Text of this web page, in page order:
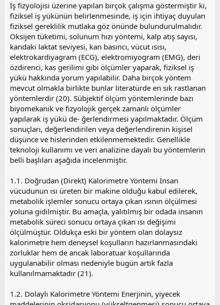
İş fizyolojisi üzerine yapılan birçok çalışma göstermiştir ki,
fiziksel iş yükünün belirlenmesinde, iş için ihtiyaç duyulan
fiziksel gereklilik mutlaka göz önünde bulundurulmalıdır.
Oksijen tüketimi, solunum hızı yöntemi, kalp atış sayısı,
kandaki laktat seviyesi, kan basıncı, vücut ısısı,
elektrokardiyagram (ECG), elektromiyogram (EMG), deri
özdirenci, kas gerilimi gibi ölçümler yaparak, fiziksel iş
yükü hakkında yorum yapılabilir. Daha birçok yöntem
mevcut olmakla birlikte bunlar literatürde en sık rastlanan
yöntemlerdir (20). Sübjektif ölçüm yöntemlerinde bazı
biyomekanik ve fizyolojik gerçek zamanlı ölçümler
yapılarak iş yükü de- ğerlendirmesi yapılmaktadır. Ölçüm
sonuçları, değerlendirilen veya değerlendirenin kişisel
düşünce ve hislerinden etkilenmemektedir. Genellikle
teknoloji kullanımı ve veri analizine dayalı bu yöntemlerin
belli başlıları aşağıda incelenmiştir.
1.1. Doğrudan (Direkt) Kalorimetre Yöntemi İnsan
vücudunun ısı üreten bir makine olduğu kabul edilerek,
metabolik işlemler sonucu ortaya çıkan ısının ölçülmesi
yoluna gidilmiştir. Bu amaçla, yalıtılmış bir odada insanın
metabolik süreci sonucu ortaya çıkan ısı değişimi
ölçülmüştür. Oldukça eski bir yöntem olan dolaysız
kalorimetre hem deneysel koşulların hazırlanmasındaki
zorluklar hem de ancak laboratuar koşullarında
uygulanabilir olması nedeniyle bugün artık fazla
kullanılmamaktadır (21).
1.2. Dolaylı Kalorimetre Yöntemi Enerjinin, yiyecek